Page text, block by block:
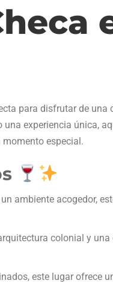
para disfrutar de una
una experiencia única,
momento especial.
ambiente acogedor,
colonial y una
este lugar ofrece